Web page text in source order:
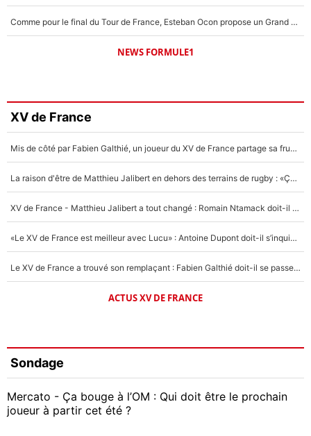
Comme pour le final du Tour de France, Esteban Ocon propose un Grand Prix de Formule 1 à Paris : «Autour de l’Arc de Triomphe, ce serait génial» !
NEWS FORMULE1
XV de France
Mis de côté par Fabien Galthié, un joueur du XV de France partage sa frustration : «ils ne me l’ont pas dit tout de suite»
La raison d'être de Matthieu Jalibert en dehors des terrains de rugby : «Ça m'atteint autant que si tu touches à un membre de ma famille»
XV de France - Matthieu Jalibert a tout changé : Romain Ntamack doit-il s’inquiéter pour sa place à un an de la Coupe du monde ?
«Le XV de France est meilleur avec Lucu» : Antoine Dupont doit-il s’inquiéter pour sa place ?
Le XV de France a trouvé son remplaçant : Fabien Galthié doit-il se passer d'Antoine Dupont ?
ACTUS XV DE FRANCE
Sondage
Mercato - Ça bouge à l’OM : Qui doit être le prochain
joueur à partir cet été ?